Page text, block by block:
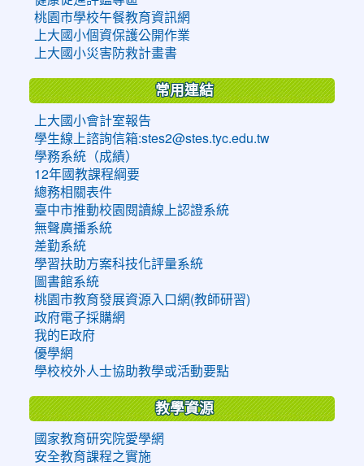
桃園市學校午餐教育資訊網
上大國小個資保護公開作業
上大國小災害防救計畫書
常用連結
上大國小會計室報告
學生線上諮詢信箱:stes2@stes.tyc.edu.tw
學務系統（成績）
12年國教課程綱要
總務相關表件
臺中市推動校園閱讀線上認證系統
無聲廣播系統
差勤系統
學習扶助方案科技化評量系統
圖書館系統
桃園市教育發展資源入口網(教師研習)
政府電子採購網
我的E政府
優學網
學校校外人士協助教學或活動要點
教學資源
國家教育研究院愛學網
安全教育課程之實施